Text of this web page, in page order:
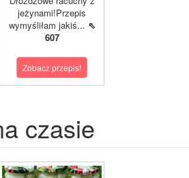
jeżynami!Przepis
wymyśliłam jakiś... ⇖
607
Zobacz przepis!
czasie